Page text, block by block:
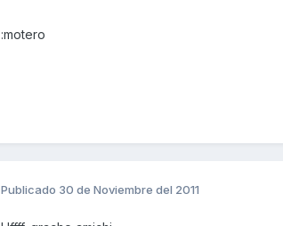
:motero
Publicado 30 de Noviembre del 2011